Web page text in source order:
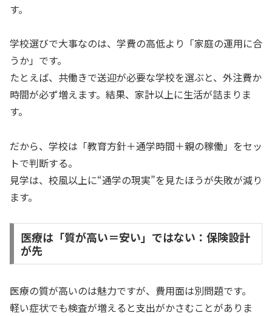
す。
学校選びで大事なのは、学費の高低より「家庭の運用に合
うか」です。
たとえば、共働きで送迎が必要な学校を選ぶと、外注費か
時間が必ず増えます。結果、家計以上に生活が詰まりま
す。
だから、学校は「教育方針＋通学時間＋親の稼働」をセッ
トで判断する。
見学は、校風以上に“通学の現実”を見たほうが失敗が減り
ます。
医療は「質が高い＝安い」ではない：保険設計
が先
医療の質が高いのは魅力ですが、費用面は別問題です。
軽い症状でも検査が増えると支出がかさむことがありま